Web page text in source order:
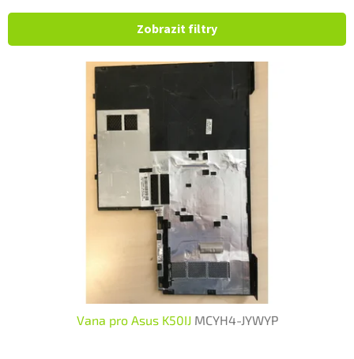
Zobrazit filtry
Výpis produktů
Vana pro Asus K50IJ MCYH4-JYWYP